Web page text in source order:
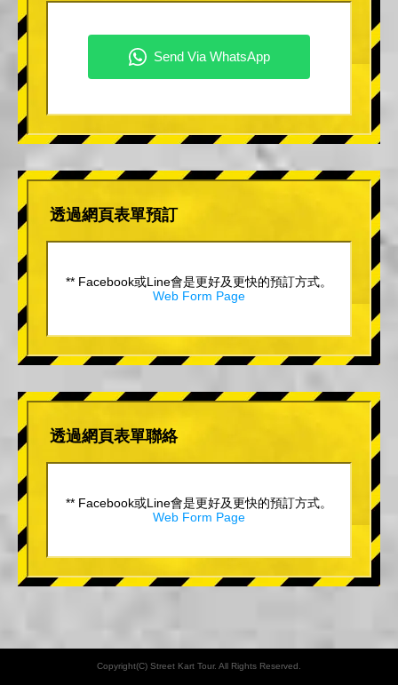
透過網頁表單預訂
** Facebook或Line會是更好及更快的預訂方式。
Web Form Page
透過網頁表單聯絡
** Facebook或Line會是更好及更快的預訂方式。
Web Form Page
Copyright(C) Street Kart Tour. All Rights Reserved.